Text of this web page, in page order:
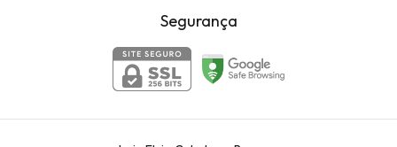
Segurança